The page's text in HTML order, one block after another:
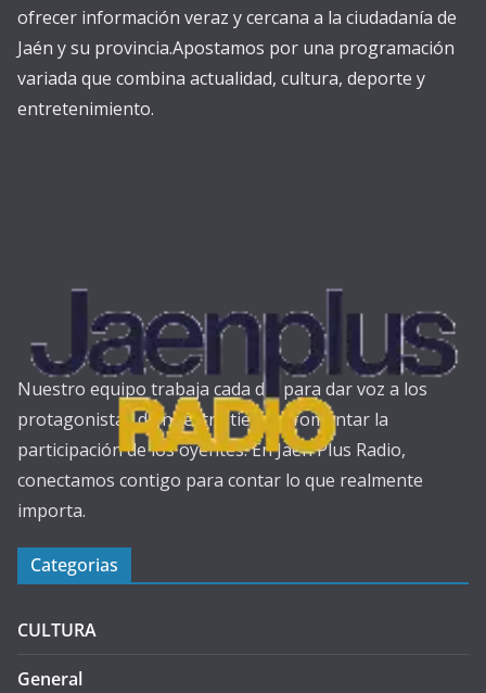
ofrecer información veraz y cercana a la ciudadanía de
Jaén y su provincia.Apostamos por una programación
variada que combina actualidad, cultura, deporte y
entretenimiento.
Nuestro equipo trabaja cada día para dar voz a los
protagonistas de nuestra tierra y fomentar la
participación de los oyentes. En Jaén Plus Radio,
conectamos contigo para contar lo que realmente
importa.
Categorias
CULTURA
General